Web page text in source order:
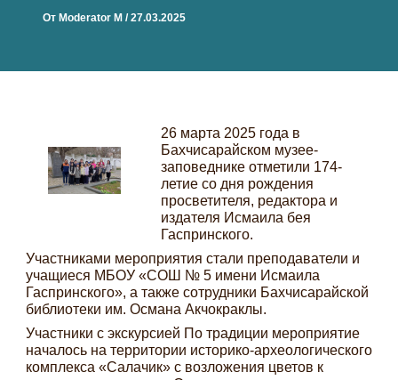
От Moderator M /27.03.2025
26 марта 2025 года в
Бахчисарайском музее-
заповеднике отметили 174-
летие со дня рождения
просветителя, редактора и
издателя Исмаила бея
Гаспринского.
Участниками мероприятия стали преподаватели и
учащиеся МБОУ «СОШ № 5 имени Исмаила
Гаспринского», а также сотрудники Бахчисарайской
библиотеки им. Османа Акчокраклы.
Участники с экскурсией По традиции мероприятие
началось на территории историко-археологического
комплекса «Салачик» с возложения цветов к